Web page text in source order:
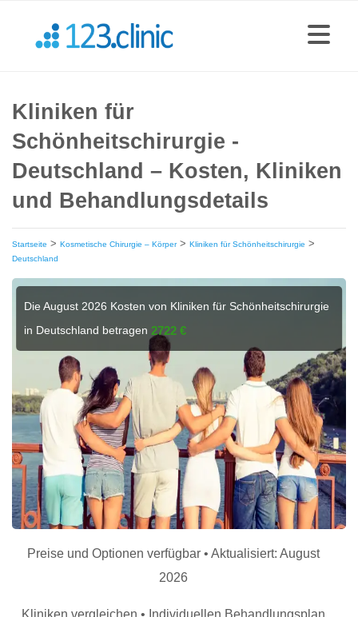
Kliniken für
Schönheitschirurgie -
Deutschland – Kosten, Kliniken
und Behandlungsdetails
Startseite > Kosmetische Chirurgie – Körper> Kliniken für Schönheitschirurgie >
Deutschland
Die August 2026 Kosten von Kliniken für Schönheitschirurgie
in Deutschland betragen 2722 €
Preise und Optionen verfügbar • Aktualisiert: August
2026
Kliniken vergleichen • Individuellen Behandlungsplan